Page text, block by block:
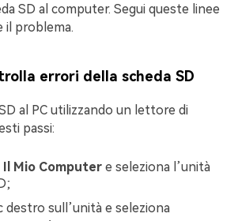
SD al computer. Segui queste linee
il problema.
errori della scheda SD
al PC utilizzando un lettore di
passi:
Il Mio Computer e seleziona l’unità
destro sull’unità e seleziona